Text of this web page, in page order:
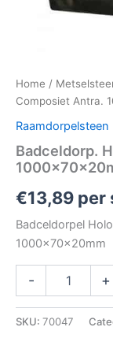
Home /
Composiet Antra.
Raamdorpelsteen
Badceldorp.
€13,89 per
Badceldorpel
1000x70x20mm
- +
SKU: 70047